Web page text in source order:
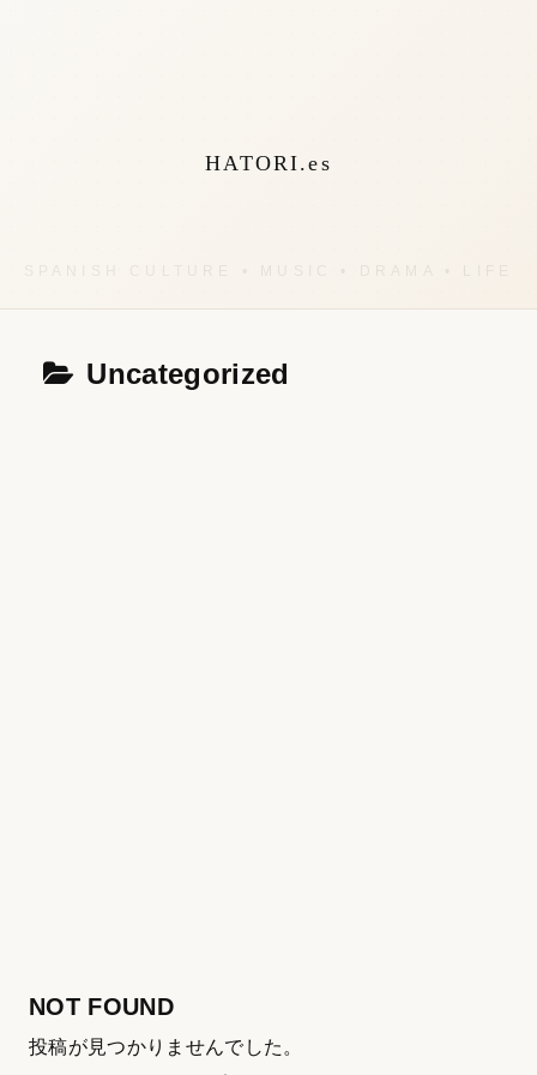
HATORI.es
Uncategorized
NOT FOUND
投稿が見つかりませんでした。